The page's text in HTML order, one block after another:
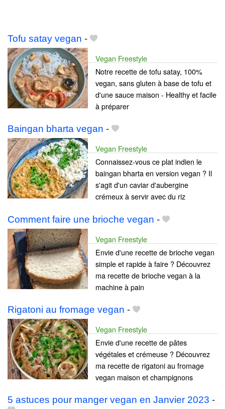
Tofu satay vegan -
Vegan Freestyle
Notre recette de tofu satay, 100%
vegan, sans gluten à base de tofu et
d'une sauce maison - Healthy et facile
à préparer
Baingan bharta vegan -
Vegan Freestyle
Connaissez-vous ce plat indien le
baingan bharta en version vegan ? Il
s'agit d'un caviar d'aubergine
crémeux à servir avec du riz
Comment faire une brioche vegan -
Vegan Freestyle
Envie d'une recette de brioche vegan
simple et rapide à faire ? Découvrez
ma recette de brioche vegan à la
machine à pain
Rigatoni au fromage vegan -
Vegan Freestyle
Envie d'une recette de pâtes
végétales et crémeuse ? Découvrez
ma recette de rigatoni au fromage
vegan maison et champignons
5 astuces pour manger vegan en Janvier 2023 -